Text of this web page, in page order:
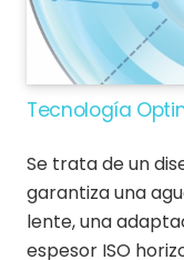
Tecnología
Se trata de un
garantiza una
lente, una
espesor ISO